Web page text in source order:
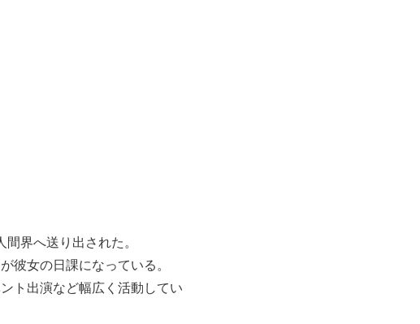
界へ送り出された。
彼女の日課になっている。
ト出演など幅広く活動してい